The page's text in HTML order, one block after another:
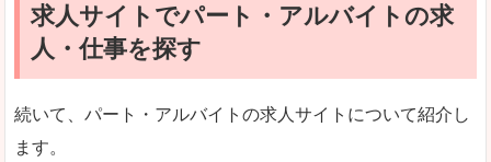
使いやすさ
文字が大きくて見やすいです。
マイナビ薬剤師
リクナビ薬剤師
ファルマスタッフ
薬キャリ(エムスリー)
ファーマキャリア
求人サイトでパート・アルバイトの求
人・仕事を探す
続いて、パート・アルバイトの求人サイトについて紹介し
ます。